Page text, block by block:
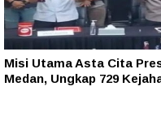
Misi Utama Asta Cita
Medan, Ungkap 729